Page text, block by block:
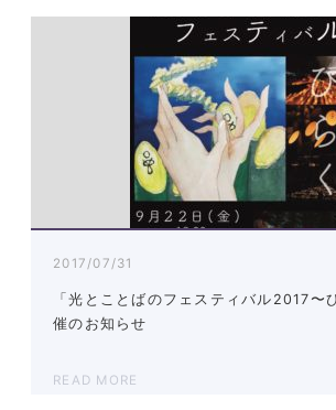
2017/07/31
「光とことばのフェスティバル2017〜
催のお知らせ
READ MORE